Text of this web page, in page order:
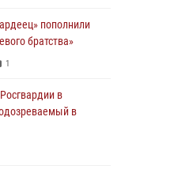
продолжаются на
– первый
Росгвардии Герой
Сергей Бойко
пополнили
братства»
1
в
в